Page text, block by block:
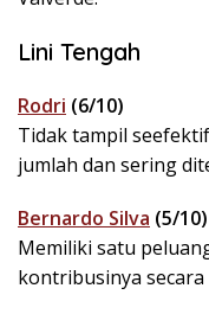
Lini Tengah
Rodri (6/10)
Tidak tampil
jumlah dan sering
Bernardo Silva (5/10)
Memiliki satu
kontribusinya